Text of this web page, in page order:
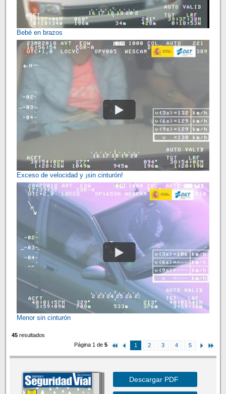
Bebé en brazos
Exceso de velocidad y ¡sin cinturón!
Menor sin cinturón
45resultados
Página 1 de5 1 2 3 4 5
Descargar PDF